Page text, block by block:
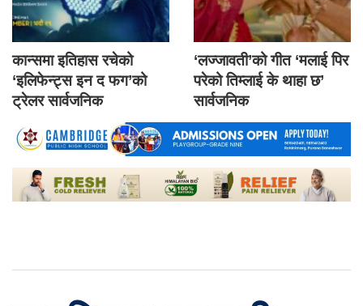
कान्समा इतिहास रचेको
‘इलिफेन्ट्स इन द फग’को
ट्रेलर सार्वजनिक
‘लज्जावती’को गीत ‘मलाई पिर
परेको तिम्लाई के थाहा छ’
सार्वजनिक